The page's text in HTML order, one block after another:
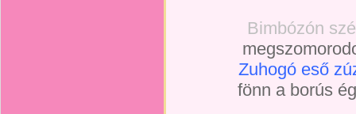
Bimbózón
Zuhogó eső
fönn a borús